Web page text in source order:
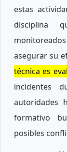
estas
disciplina
asegurar su
técnica es
incidentes
autoridades
formativo
posibles